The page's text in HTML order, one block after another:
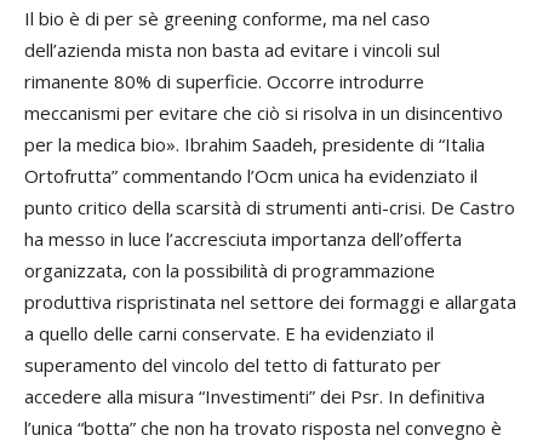
Il bio è di per sè greening conforme, ma nel caso
dell’azienda mista non basta ad evitare i vincoli sul
rimanente 80% di superficie. Occorre introdurre
meccanismi per evitare che ciò si risolva in un disincentivo
per la medica bio». Ibrahim Saadeh, presidente di “Italia
Ortofrutta” commentando l’Ocm unica ha evidenziato il
punto critico della scarsità di strumenti anti-crisi. De Castro
ha messo in luce l’accresciuta importanza dell’offerta
organizzata, con la possibilità di programmazione
produttiva rispristinata nel settore dei formaggi e allargata
a quello delle carni conservate. E ha evidenziato il
superamento del vincolo del tetto di fatturato per
accedere alla misura “Investimenti” dei Psr. In definitiva
l’unica “botta” che non ha trovato risposta nel convegno è